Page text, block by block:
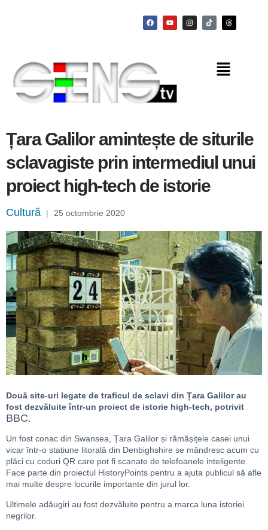
Țara Galilor amintește de siturile
sclavagiste prin intermediul unui
proiect high-tech de istorie
Cultură | 25 octombrie 2020
Două site-uri legate de traficul de sclavi din Țara Galilor au
fost dezvăluite într-un proiect de istorie high-tech, potrivit
BBC.
Un fost conac din Swansea, Țara Galilor și rămășițele casei unui
vicar într-o stațiune litorală din Denbighshire se mândresc acum cu
plăci cu coduri QR care pot fi scanate de telefoanele inteligente.
Face parte din proiectul HistoryPoints pentru a ajuta publicul să afle
mai multe despre locurile importante din jurul lor.
Ultimele adăugiri au fost dezvăluite pentru a marca luna istoriei
negrilor.